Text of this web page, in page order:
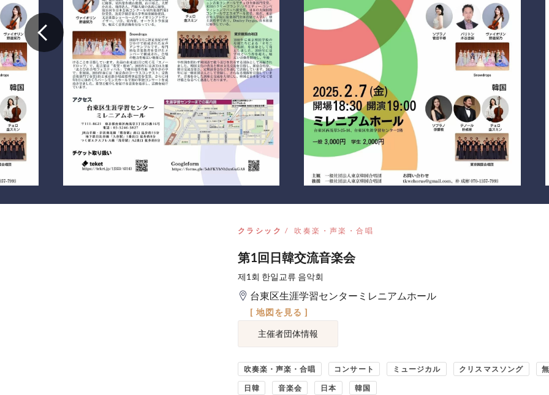
クラシック 吹奏楽・声楽・合唱
第1回日韓交流音楽会
제1회 한일교류 음악회
台東区生涯学習センターミレニアムホール
[ 地図を見る ]
主催者団体情報
吹奏楽・声楽・合唱 コンサート ミュージカル クリスマスソング
日韓 音楽会 日本 韓国